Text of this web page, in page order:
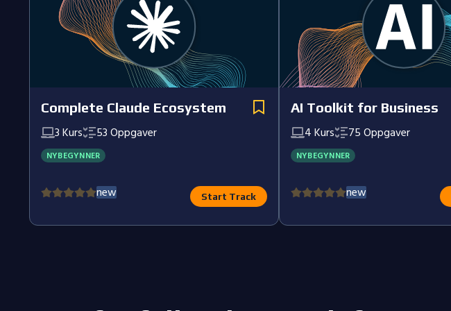
Complete Claude Ecosystem
3Kurs 53Oppgaver
NYBEGYNNER
new Start Track
AI Toolkit for Business
4Kurs 75Oppgaver
NYBEGYNNER
new